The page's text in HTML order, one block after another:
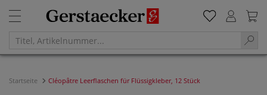
Startseite Cléopâtre Leerflaschen für Flüssigkleber, 12 Stück